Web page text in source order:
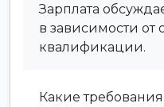
Зарплата
в зависимости от
квалификации.
Какие